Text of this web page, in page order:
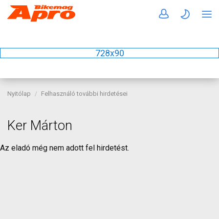
728x90
Nyitólap Felhasználó további hirdetései
Ker Márton
Az eladó még nem adott fel hirdetést.